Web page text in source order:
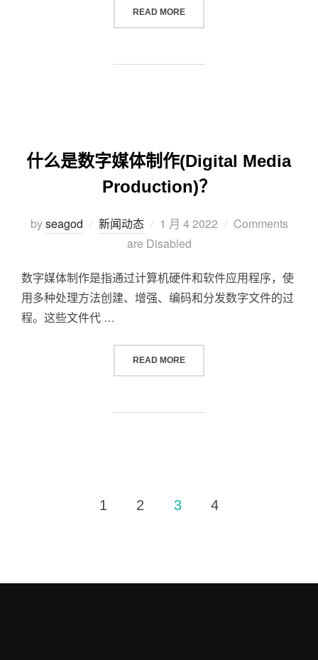
READ MORE
什么是数字媒体制作(Digital Media
Production)？
byseagod 新闻动态 1 月 4 2022
Comments
are Disabled
数字媒体制作是指通过计算机硬件和软件应用程序，使
用多种处理方法创建、增强、编码和分发数字文件的过
程。这些文件代 …
READ MORE
1 2 3 4